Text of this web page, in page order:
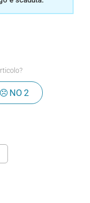
NO2